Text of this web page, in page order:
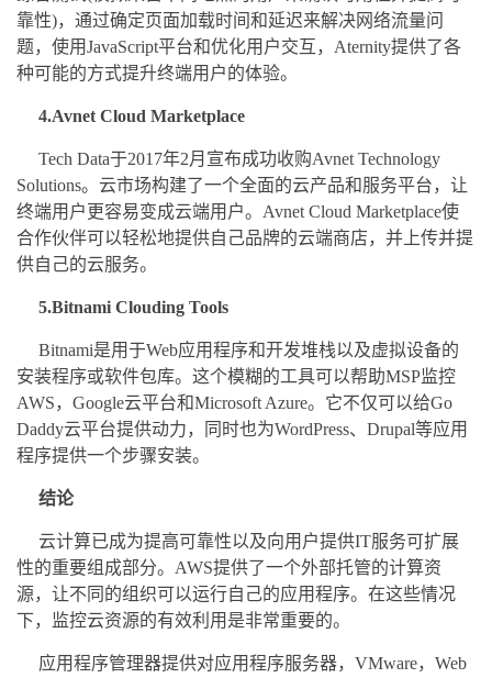
靠性)，通过确定页面加载时间和延迟来解决网络流量问
题，使用JavaScript平台和优化用户交互，Aternity提供了各
种可能的方式提升终端用户的体验。
4.Avnet Cloud Marketplace
Tech Data于2017年2月宣布成功收购Avnet Technology
Solutions。云市场构建了一个全面的云产品和服务平台，让
终端用户更容易变成云端用户。Avnet Cloud Marketplace使
合作伙伴可以轻松地提供自己品牌的云端商店，并上传并提
供自己的云服务。
5.Bitnami Clouding Tools
Bitnami是用于Web应用程序和开发堆栈以及虚拟设备的
安装程序或软件包库。这个模糊的工具可以帮助MSP监控
AWS，Google云平台和Microsoft Azure。它不仅可以给Go
Daddy云平台提供动力，同时也为WordPress、Drupal等应用
程序提供一个步骤安装。
结论
云计算已成为提高可靠性以及向用户提供IT服务可扩展
性的重要组成部分。AWS提供了一个外部托管的计算资
源，让不同的组织可以运行自己的应用程序。在这些情况
下，监控云资源的有效利用是非常重要的。
应用程序管理器提供对应用程序服务器，VMware，Web